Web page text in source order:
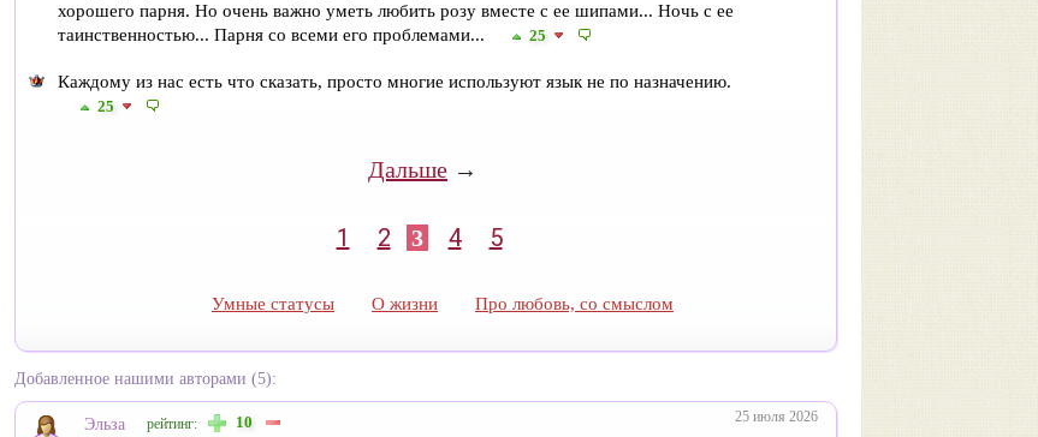
хорошего парня. Но очень важно уметь любить розу вместе с ее шипами... Ночь с ее
таинственностью... Парня со всеми его проблемами...​
25
Каждому из нас есть что сказать, просто многие используют язык не по назначению.
25
Дальше →
1 2 3 4 5
Умные статусы О жизни Про любовь, со смыслом
Добавленное нашими авторами (5):
Эльза рейтинг: 25 июля 2026
10